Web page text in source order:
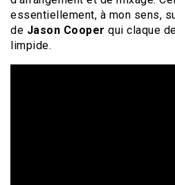
essentiellement, à mon sens,
de Jason Cooper qui claque
limpide.